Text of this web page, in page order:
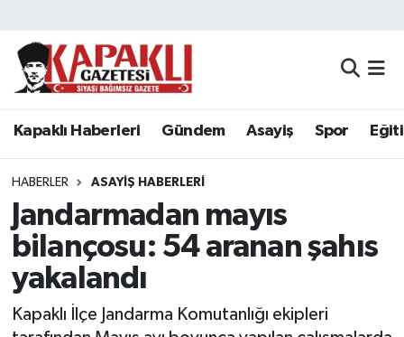
Kapaklı Haberleri Gündem Asayiş Spor
HABERLER ASAYIŞ HABERLERI
Jandarmadan mayıs
bilançosu: 54 aranan şahıs
yakalandı
Kapaklı İlçe Jandarma Komutanlığı ekipleri
Kapaklı Haberleri
Asayiş
Spor
Eğitim
Tekirdağ Nöbetçi Eczaneler
Tekirdağ Namaz Vakitleri
Tekirdağ Trafik Yoğunluk Haritası
Süper Lig Puan Durumu ve Fikstür